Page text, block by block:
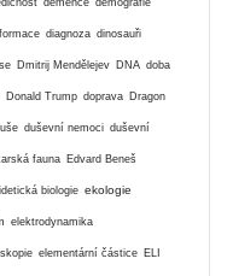
diagnoza dinosauři
Dmitrij Mendělejev DNA doba
Donald Trump doprava Dragon
duševní nemoci duševní
fauna Edvard Beneš
biologie ekologie
elektrodynamika
elementární částice ELI